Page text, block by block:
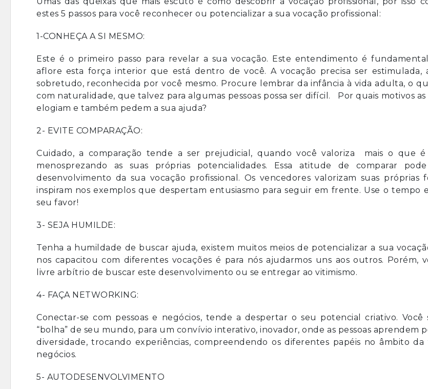
estes 5 passos para você reconhecer ou potencializar a sua vocação profissional:
1-CONHEÇA A SI MESMO:
Este é o primeiro passo para revelar a sua vocação. Este entendimento é
aflore esta força interior que está dentro de você. A vocação precisa ser estimulada,
sobretudo, reconhecida por você mesmo. Procure lembrar da infância à vida adulta, o
com naturalidade, que talvez para algumas pessoas possa ser difícil. Por quais motivos as
elogiam e também pedem a sua ajuda?
2- EVITE COMPARAÇÃO:
Cuidado, a comparação tende a ser prejudicial, quando você valoriza mais o que
menosprezando as suas próprias potencialidades. Essa atitude de comparar
desenvolvimento da sua vocação profissional. Os vencedores valorizam suas próprias
inspiram nos exemplos que despertam entusiasmo para seguir em frente. Use o tempo
seu favor!
3- SEJA HUMILDE:
Tenha a humildade de buscar ajuda, existem muitos meios de potencializar a sua
nos capacitou com diferentes vocações é para nós ajudarmos uns aos outros. Porém,
livre arbítrio de buscar este desenvolvimento ou se entregar ao vitimismo.
4- FAÇA NETWORKING:
Conectar-se com pessoas e negócios, tende a despertar o seu potencial criativo. Você
“bolha” de seu mundo, para um convívio interativo, inovador, onde as pessoas aprendem
diversidade, trocando experiências, compreendendo os diferentes papéis no âmbito da
negócios.
5- AUTODESENVOLVIMENTO